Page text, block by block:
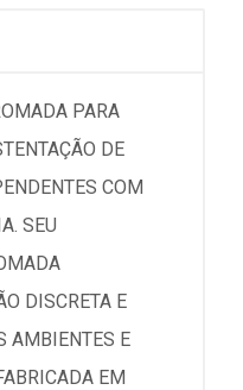
PARA
DE
COM
SEU
DISCRETA E
AMBIENTES E
EM